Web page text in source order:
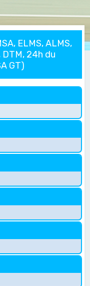
ELMS, ALMS,
DTM, 24h du
GT)